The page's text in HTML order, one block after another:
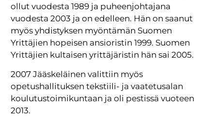
ollut vuodesta 1989 ja puheenjohtajana
vuodesta 2003 ja on edelleen. Hän on saanut
myös yhdistyksen myöntämän Suomen
Yrittäjien hopeisen ansioristin 1999. Suomen
Yrittäjien kultaisen yrittäjäristin hän sai 2005.
2007 Jääskeläinen valittiin myös
opetushallituksen tekstiili- ja vaatetusalan
koulutustoimikuntaan ja oli pestissä vuoteen
2013.